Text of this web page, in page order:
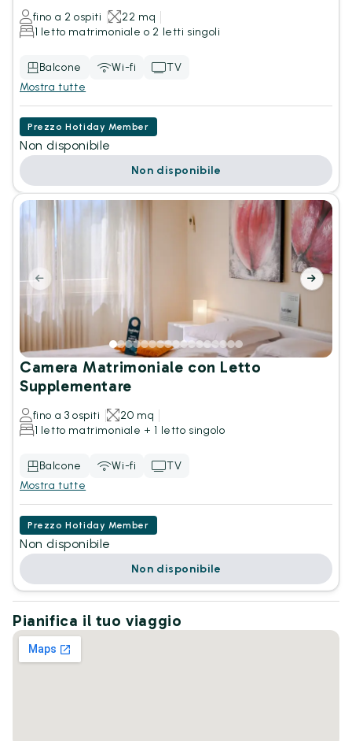
fino a 2 ospiti
22 mq
1 letto matrimoniale o 2 letti singoli
Balcone Wi-fi
TV
Mostra tutte
Prezzo Hotiday Member
Non disponibile
Non disponibile
Camera Matrimoniale con Letto
Supplementare
fino a 3 ospiti
20 mq
1 letto matrimoniale + 1 letto singolo
Balcone Wi-fi
TV
Mostra tutte
Prezzo Hotiday Member
Non disponibile
Non disponibile
Pianifica il tuo viaggio